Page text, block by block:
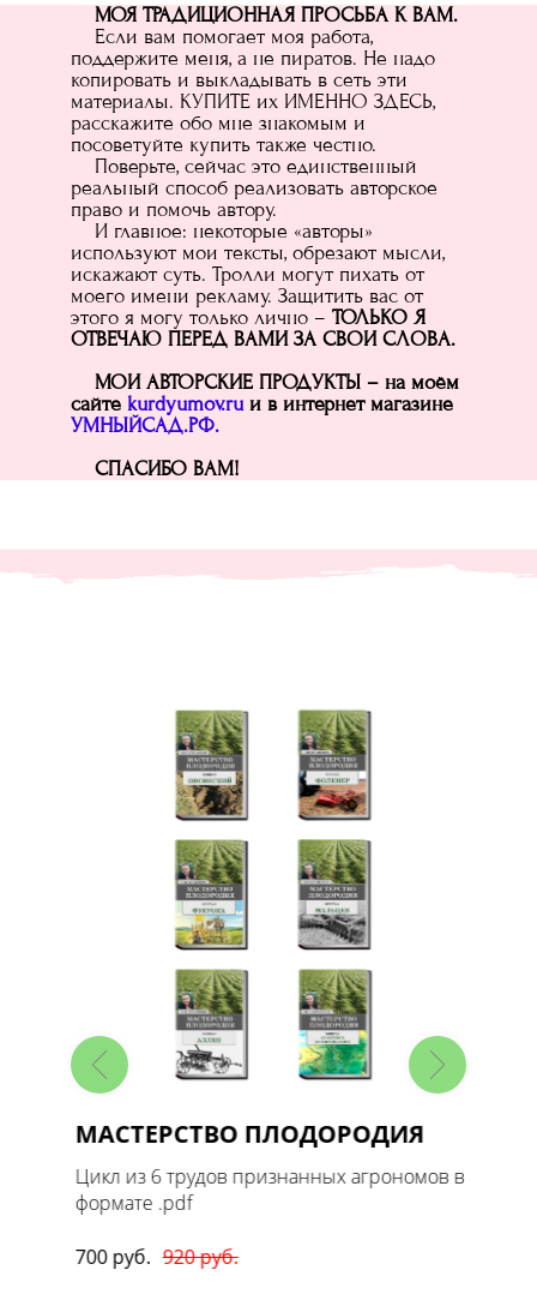
МОЯ ТРАДИЦИОННАЯ ПРОСЬБА К ВАМ.
Если вам помогает моя работа,
поддержите меня, а не пиратов. Не надо
копировать и выкладывать в сеть эти
материалы. КУПИТЕ их ИМЕННО ЗДЕСЬ,
расскажите обо мне знакомым и
посоветуйте купить также честно.
Поверьте, сейчас это единственный
реальный способ реализовать авторское
право и помочь автору.
И главное: некоторые «авторы»
используют мои тексты, обрезают мысли,
искажают суть. Тролли могут пихать от
моего имени рекламу. Защитить вас от
этого я могу только лично – ТОЛЬКО Я
ОТВЕЧАЮ ПЕРЕД ВАМИ ЗА СВОИ СЛОВА.
МОИ АВТОРСКИЕ ПРОДУКТЫ – на моём
сайте kurdyumov.ruи в интернет магазине
УМНЫЙСАД.РФ.
СПАСИБО ВАМ!
МАСТЕРСТВО ПЛОДОРОДИЯ
Цикл из 6 трудов признанных агрономов в
формате .pdf
700 руб. 920 руб.